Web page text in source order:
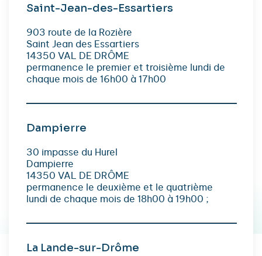
Saint-Jean-des-Essartiers
903 route de la Rozière
Saint Jean des Essartiers
14350 VAL DE DRÔME
permanence le premier et troisième lundi de
chaque mois de 16h00 à 17h00
Dampierre
30 impasse du Hurel
Dampierre
14350 VAL DE DRÔME
permanence le deuxième et le quatrième
lundi de chaque mois de 18h00 à 19h00 ;
La Lande-sur-Drôme